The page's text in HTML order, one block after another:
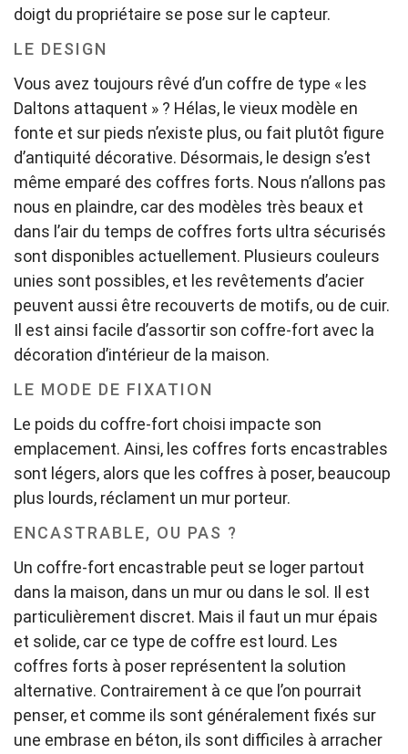
doigt du propriétaire se pose sur le capteur.
LE DESIGN
Vous avez toujours rêvé d’un coffre de type « les
Daltons attaquent » ? Hélas, le vieux modèle en
fonte et sur pieds n’existe plus, ou fait plutôt figure
d’antiquité décorative. Désormais, le design s’est
même emparé des coffres forts. Nous n’allons pas
nous en plaindre, car des modèles très beaux et
dans l’air du temps de coffres forts ultra sécurisés
sont disponibles actuellement. Plusieurs couleurs
unies sont possibles, et les revêtements d’acier
peuvent aussi être recouverts de motifs, ou de cuir.
Il est ainsi facile d’assortir son coffre-fort avec la
décoration d’intérieur de la maison.
LE MODE DE FIXATION
Le poids du coffre-fort choisi impacte son
emplacement. Ainsi, les coffres forts encastrables
sont légers, alors que les coffres à poser, beaucoup
plus lourds, réclament un mur porteur.
ENCASTRABLE, OU PAS ?
Un coffre-fort encastrable peut se loger partout
dans la maison, dans un mur ou dans le sol. Il est
particulièrement discret. Mais il faut un mur épais
et solide, car ce type de coffre est lourd. Les
coffres forts à poser représentent la solution
alternative. Contrairement à ce que l’on pourrait
penser, et comme ils sont généralement fixés sur
une embrase en béton, ils sont difficiles à arracher